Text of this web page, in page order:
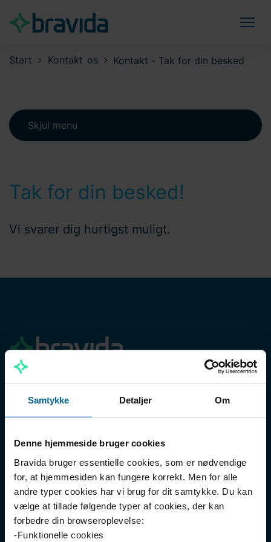
Samtykke Detaljer Om
Denne hjemmeside bruger cookies
Bravida bruger essentielle cookies, som er nødvendige
for, at hjemmesiden kan fungere korrekt. Men for alle
andre typer cookies har vi brug for dit samtykke. Du kan
vælge at tillade følgende typer af cookies, der kan
forbedre din browseroplevelse:
-Funktionelle cookies
Start Kontakt os Kontakt - Tak for din besked
Skjul menu
Tak for din besked!
Vi svarer dig hurtigst muligt.
Menu
Vores ydelser
Bæredygtighed
Job og karriere
Om Bravida Danmark
Whistleblower
Kontakt os